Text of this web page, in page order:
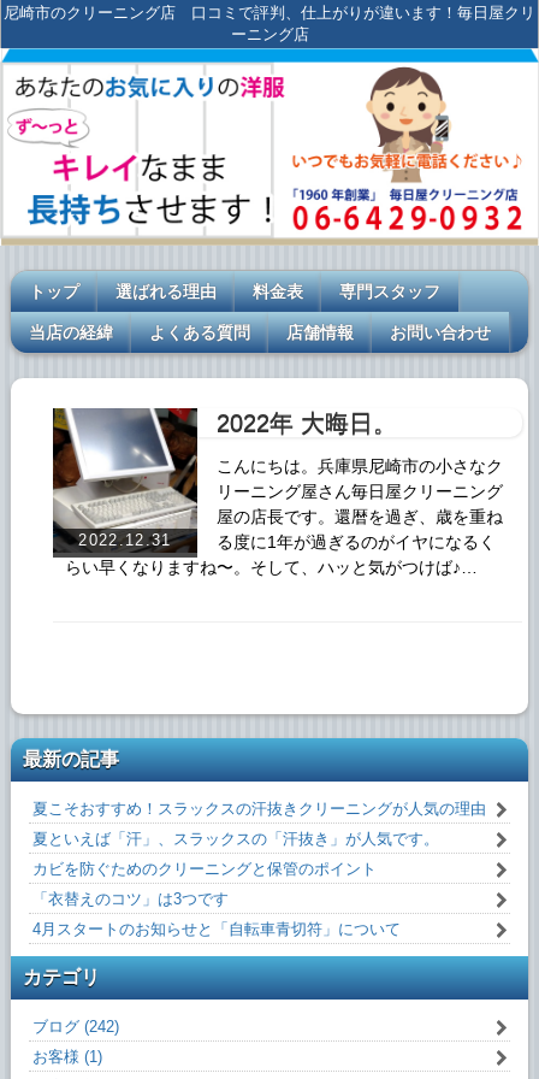
尼崎市のクリーニング店 口コミで評判、仕上がりが違います！毎日屋クリ
ーニング店
トップ 選ばれる理由 料金表 専門スタッフ
当店の経緯 よくある質問 店舗情報 お問い合わせ
2022.12.31
2022年 大晦日。
こんにちは。兵庫県尼崎市の小さなク
リーニング屋さん毎日屋クリーニング
屋の店長です。還暦を過ぎ、歳を重ね
る度に1年が過ぎるのがイヤになるく
らい早くなりますね〜。そして、ハッと気がつけば♪…
最新の記事
夏こそおすすめ！スラックスの汗抜きクリーニングが人気の理由
夏といえば「汗」、スラックスの「汗抜き」が人気です。
カビを防ぐためのクリーニングと保管のポイント
「衣替えのコツ」は3つです
4月スタートのお知らせと「自転車青切符」について
カテゴリ
ブログ (242)
お客様 (1)